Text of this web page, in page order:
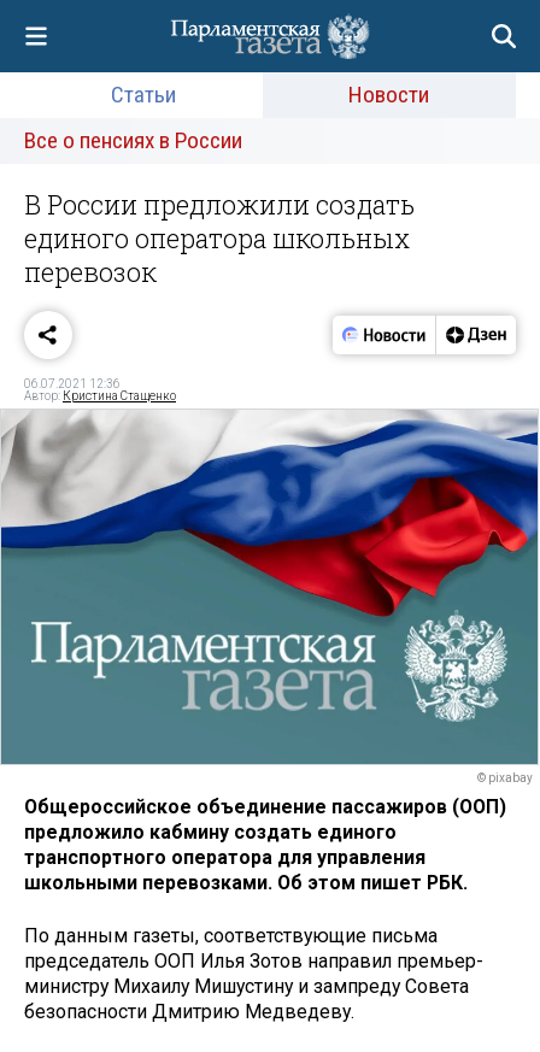
Статьи
Новости
Все о пенсиях в России
В России предложили создать
единого оператора школьных
перевозок
06.07.2021 12:36
Автор: Кристина Стащенко
© pixabay
Общероссийское объединение пассажиров (ООП)
предложило кабмину создать единого
транспортного оператора для управления
школьными перевозками. Об этом пишет РБК.
По данным газеты, соответствующие письма
председатель ООП Илья Зотов направил премьер-
министру Михаилу Мишустину и зампреду Совета
безопасности Дмитрию Медведеву.